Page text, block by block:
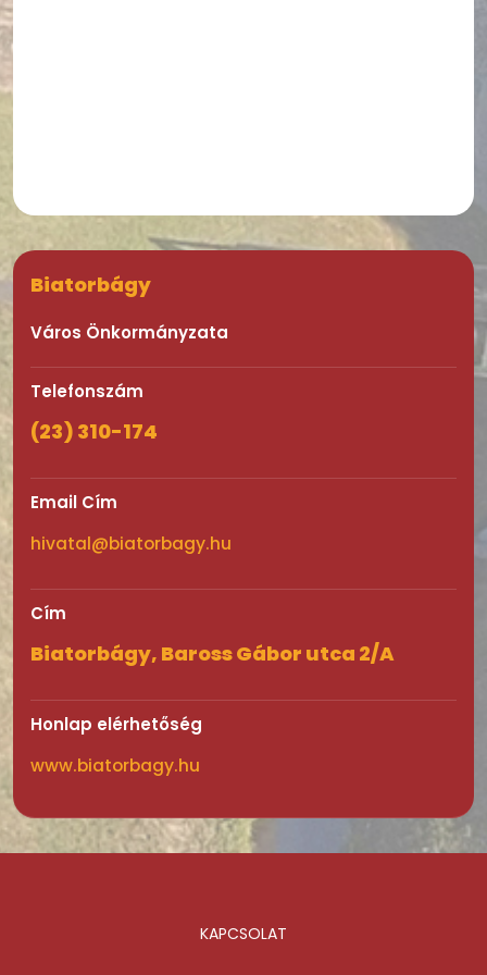
Biatorbágy
Város Önkormányzata
Telefonszám
(23) 310-174
Email Cím
hivatal@biatorbagy.hu
Cím
Biatorbágy, Baross Gábor utca 2/A
Honlap elérhetőség
www.biatorbagy.hu
KAPCSOLAT